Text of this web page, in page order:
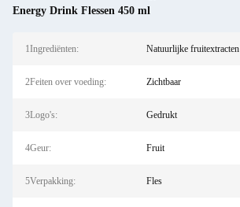
Energy Drink Flessen 450 ml
1Ingrediënten: Natuurlijke fruitextracten
2Feiten over voeding: Zichtbaar
3Logo's: Gedrukt
4Geur: Fruit
5Verpakking: Fles